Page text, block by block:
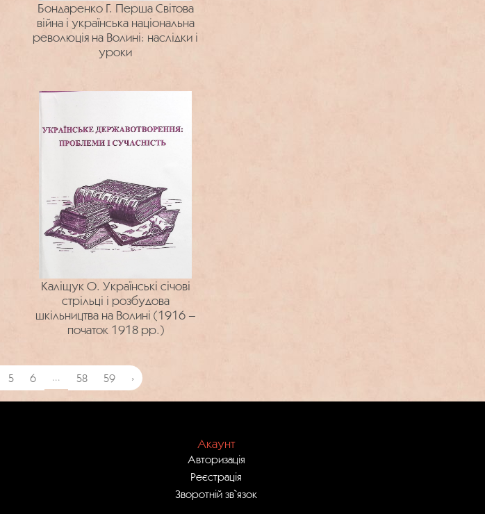
Бондаренко Г. Перша Світова
війна і українська національна
революція на Волині: наслідки і
уроки
Каліщук О. Українські січові
стрільці і розбудова
шкільництва на Волині (1916 –
початок 1918 рр.)
5 6 ... 58 59 ›
Акаунт
Авторизація
Реєстрація
Зворотній зв`язок